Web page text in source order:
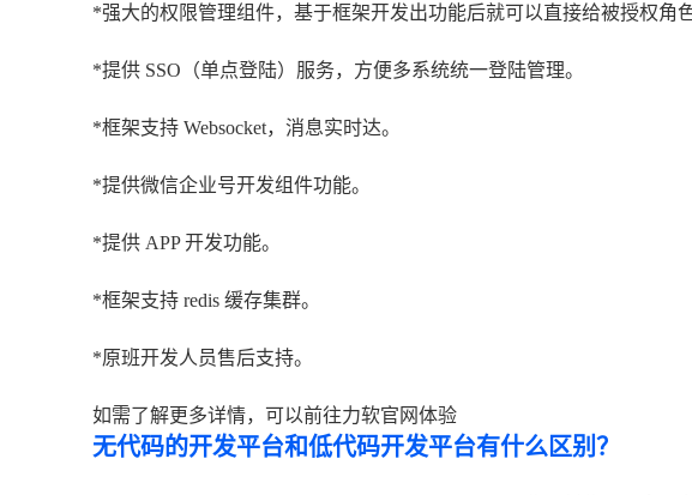
*强大的权限管理组件，基于框架开发出功能后就可以直接给被授权角
*提供 SSO（单点登陆）服务，方便多系统统一登陆管理。
*框架支持 Websocket，消息实时达。
*提供微信企业号开发组件功能。
*提供 APP 开发功能。
*框架支持 redis 缓存集群。
*原班开发人员售后支持。
如需了解更多详情，可以前往力软官网体验
无代码的开发平台和低代码开发平台有什么区别？